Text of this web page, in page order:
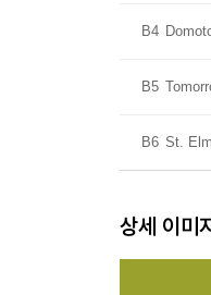
B4
B5
B6 St.
상세 이미